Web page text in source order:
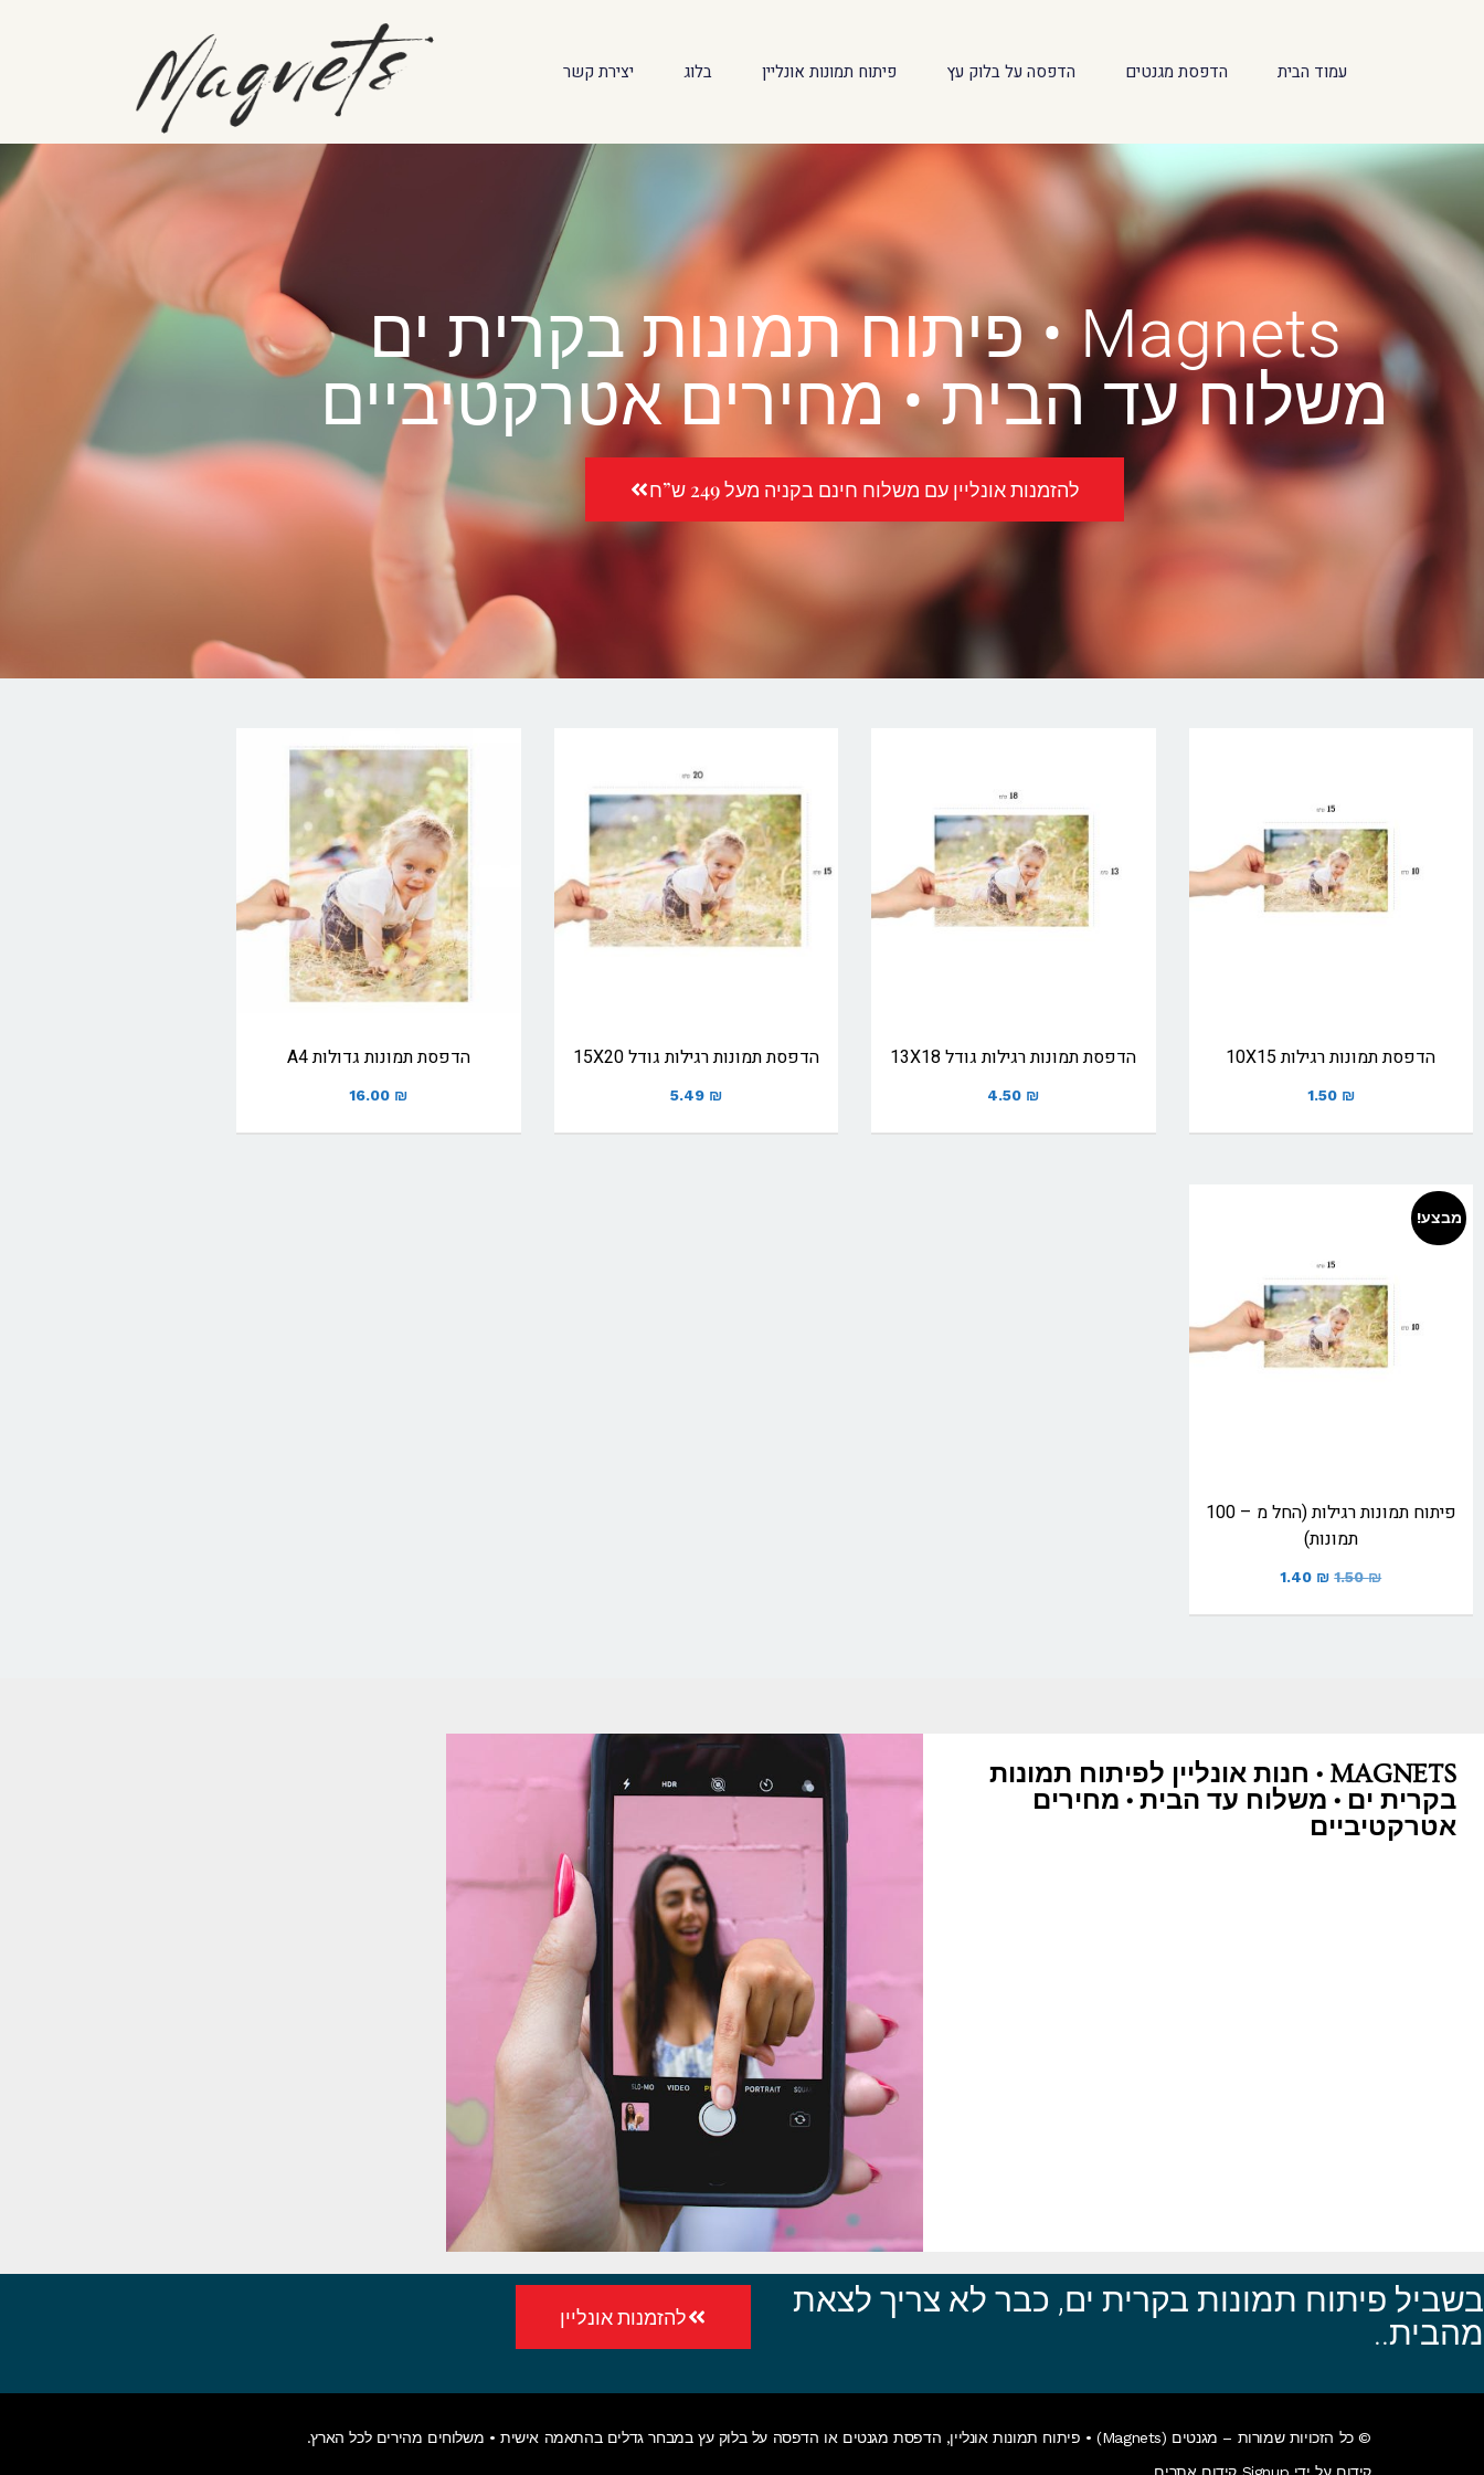
עמוד הבית הדפסת מגנטים הדפסה על בלוק עץ פיתוח תמונות אונליין בלוג יצירת קשר
Magnets • פיתוח תמונות בקרית ים
משלוח עד הבית • מחירים אטרקטיביים
להזמנות אונליין עם משלוח חינם בקניה מעל 249 ש”ח
הדפסת תמונות רגילות 10X15
1.50 ₪
הדפסת תמונות רגילות גודל 13X18
4.50 ₪
הדפסת תמונות רגילות גודל 15X20
5.49 ₪
הדפסת תמונות גדולות A4
16.00 ₪
מבצע!
פיתוח תמונות רגילות (החל מ – 100
תמונות)
1.50₪
1.40 ₪
MAGNETS • חנות אונליין לפיתוח תמונות
בקרית ים • משלוח עד הבית • מחירים
אטרקטיביים
בשביל פיתוח תמונות בקרית ים, כבר לא צריך לצאת
מהבית..
להזמנות אונליין
© כל הזכויות שמורות – מגנטים (Magnets) • פיתוח תמונות אונליין, הדפסת מגנטים או הדפסה על בלוק עץ במבחר גדלים בהתאמה אישית • משלוחים מהירים לכל הארץ.